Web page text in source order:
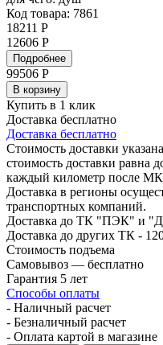
Код товара: 7861
18211 Р
12606 Р
Подробнее
99506 Р
В корзину
Купить в 1 клик
Доставка бесплатно
Доставка бесплатно
Стоимость доставки
стоимость доставки равна
каждый километр после
Доставка в регионы
транспортных компаний.
Доставка до ТК "ПЭК" и
Доставка до других ТК -
Стоимость подъема
Самовывоз — бесплатно
Гарантия 5 лет
Способы оплаты
- Наличный расчет
- Безналичный расчет
- Оплата картой в магазине